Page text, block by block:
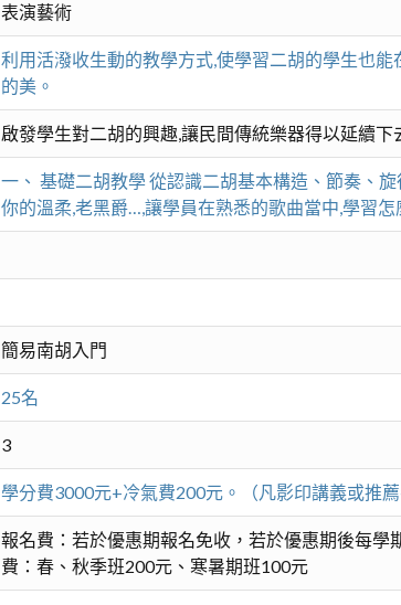
表演藝術
利用活潑收生動的教學方式,使學習二胡的學生也
的美。
啟發學生對二胡的興趣,讓民間傳統樂器得以延續下
一、 基礎二胡教學 從認識二胡基本構造、節奏、
你的溫柔,老黑爵…,讓學員在熟悉的歌曲當中,學習
簡易南胡入門
25名
3
學分費3000元+冷氣費200元。（凡影印講義或推
報名費：若於優惠期報名免收，若於優惠期後每
費：春、秋季班200元、寒暑期班100元